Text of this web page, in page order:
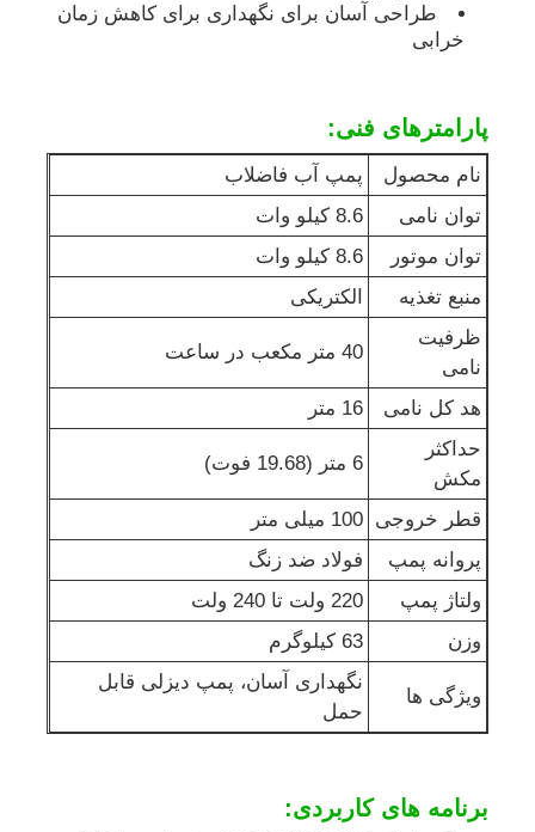
مجموعه ژنراتور سایبان
ژنراتور کم سر و صدا
نگهداري ژنراتور
مجموعه ژنراتور جوش
موتور دیزل ژنراتور
پمپ آب فاضلاب
طراحی آسان برای نگهداری برای کاهش زمان
خرابی
پارامترهای فنی:
نام محصول
پمپ آب فاضلاب
توان نامی
8.6 کیلو وات
توان موتور
8.6 کیلو وات
منبع تغذیه
الکتریکی
ظرفیت
نامی
40 متر مکعب در ساعت
هد کل نامی
16 متر
حداکثر
مکش
6 متر (19.68 فوت)
قطر خروجی 100 میلی متر
پروانه پمپ
فولاد ضد زنگ
ولتاژ پمپ
220 ولت تا 240 ولت
وزن
63 کیلوگرم
ویژگی ها
نگهداری آسان، پمپ دیزلی قابل
حمل
برنامه های کاربردی: